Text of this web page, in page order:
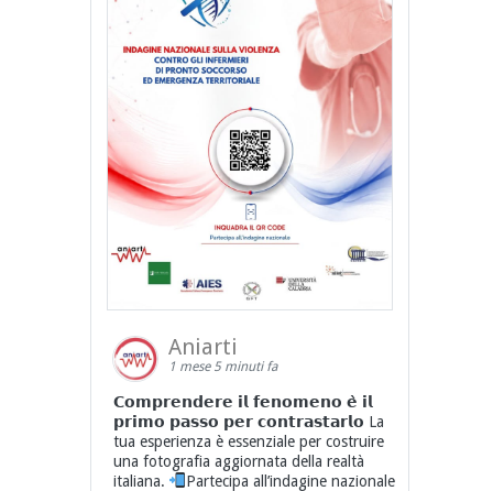
Aniarti
1 mese 5 minuti fa
𝗖𝗼𝗺𝗽𝗿𝗲𝗻𝗱𝗲𝗿𝗲 𝗶𝗹 𝗳𝗲𝗻𝗼𝗺𝗲𝗻𝗼 𝗲̀ 𝗶𝗹
𝗽𝗿𝗶𝗺𝗼 𝗽𝗮𝘀𝘀𝗼 𝗽𝗲𝗿 𝗰𝗼𝗻𝘁𝗿𝗮𝘀𝘁𝗮𝗿𝗹𝗼 La
tua esperienza è essenziale per costruire
una fotografia aggiornata della realtà
italiana.
Partecipa all’indagine nazionale